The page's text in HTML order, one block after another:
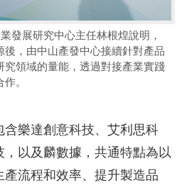
發展研究中心主任林根煌說明，
，由中山產發中心接續針對產品
領域的量能，透過對接產業實踐
。
樂達創意科技、艾利思科
以及麟數據，共通特點為以
流程和效率、提升製造品